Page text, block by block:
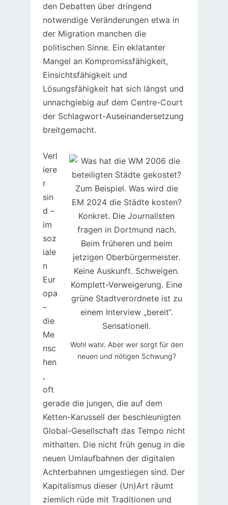
den Debatten über dringend
notwendige Veränderungen etwa in
der Migration manchen die
politischen Sinne. Ein eklatanter
Mangel an Kompromissfähigkeit,
Einsichtsfähigkeit und
Lösungsfähigkeit hat sich längst und
unnachgiebig auf dem Centre-Court
der Schlagwort-Auseinandersetzung
breitgemacht.
Wohl wahr. Aber wer sorgt für den
neuen und nötigen Schwung?
Verl
iere
r
sin
d –
im
soz
iale
n
Eur
opa
–
die
Me
nsc
hen
,
oft
gerade die jungen, die auf dem
Ketten-Karussell der beschleunigten
Global-Gesellschaft das Tempo nicht
mithalten. Die nicht früh genug in die
neuen Umlaufbahnen der digitalen
Achterbahnen umgestiegen sind. Der
Kapitalismus dieser (Un)Art räumt
ziemlich rüde mit Traditionen und